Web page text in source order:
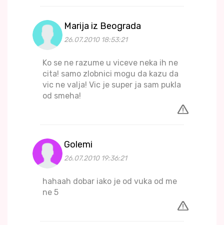
Marija iz Beograda
26.07.2010 18:53:21
Ko se ne razume u viceve neka ih ne
cita! samo zlobnici mogu da kazu da
vic ne valja! Vic je super ja sam pukla
od smeha!
Golemi
26.07.2010 19:36:21
hahaah dobar iako je od vuka od me
ne 5